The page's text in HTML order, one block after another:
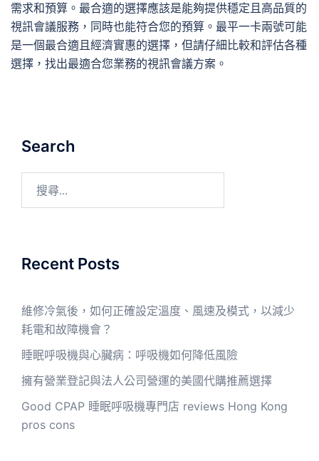
需求和預算。最合適的選擇應該是能夠提供穩定且高品質的
視訊會議服務，同時也能符合您的預算。最平一卡兩號可能
是一個最合適且經濟實惠的選擇，但請仔細比較和評估各種
選擇，找出最適合您業務的視訊會議方案。
Search
Recent Posts
維修冷氣後，如何正確設定溫度、風速及模式，以減少
耗電和故障機會？
睡眠呼吸機與心臟病：呼吸機如何降低風險
擁有營業登記與法人公司營運的美國代購推薦選擇
Good CPAP 睡眠呼吸機專門店 reviews Hong Kong
pros cons